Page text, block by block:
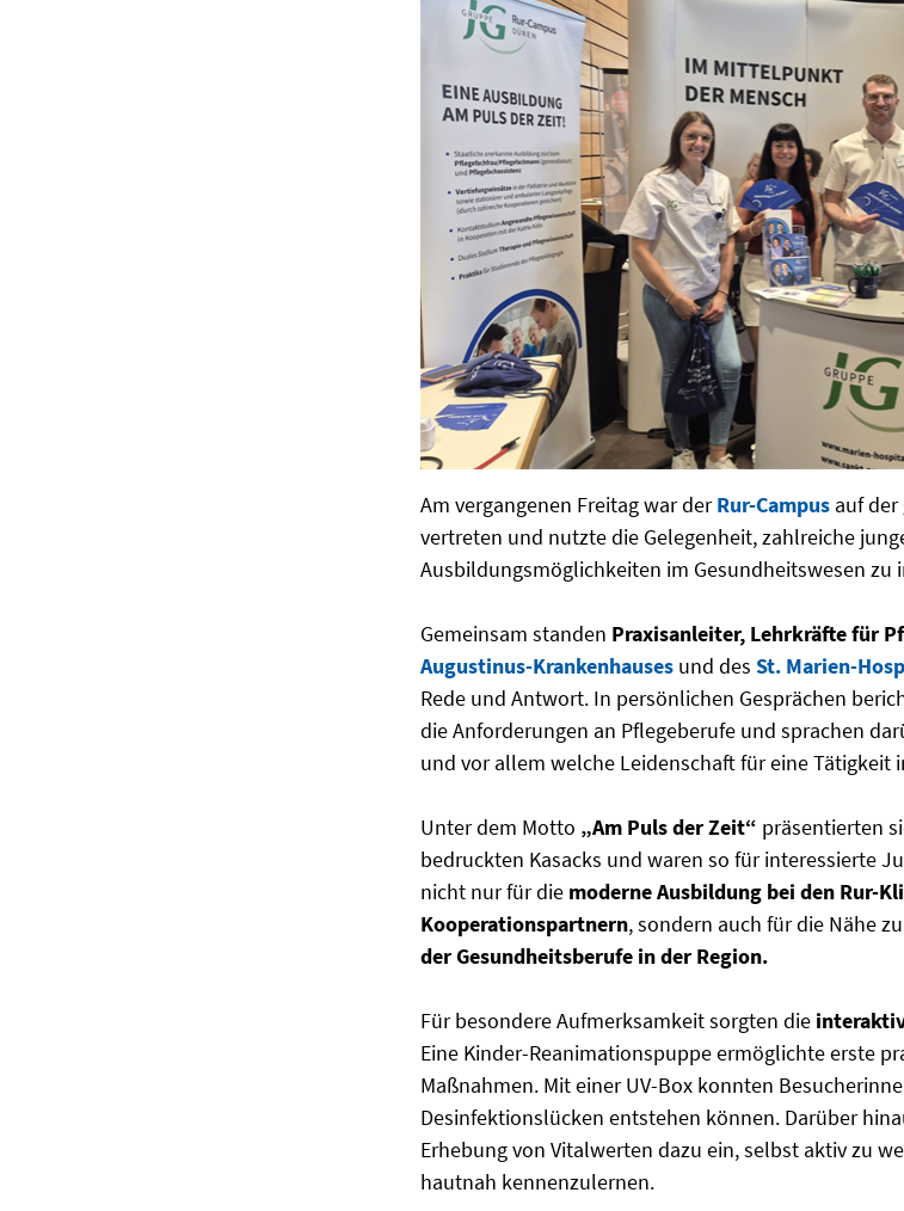
Am vergangenen Freitag war derRur-Campus auf der
vertreten und nutzte die Gelegenheit, zahlreiche
Ausbildungsmöglichkeiten im Gesundheitswesen zu
Gemeinsam standen Praxisanleiter, Lehrkräfte für
Augustinus-Krankenhauses und des St. Marien-
Rede und Antwort. In persönlichen Gesprächen
die Anforderungen an Pflegeberufe und sprachen
und vor allem welche Leidenschaft für eine Tätigkeit
Unter dem Motto „Am Puls der Zeit“ präsentierten
bedruckten Kasacks und waren so für interessierte
nicht nur für die moderne Ausbildung bei den Rur-
Kooperationspartnern, sondern auch für die Nähe
der Gesundheitsberufe in der Region.
Für besondere Aufmerksamkeit sorgten die
Eine Kinder-Reanimationspuppe ermöglichte erste
Maßnahmen. Mit einer UV-Box konnten
Desinfektionslücken entstehen können. Darüber
Erhebung von Vitalwerten dazu ein, selbst aktiv zu
hautnah kennenzulernen.